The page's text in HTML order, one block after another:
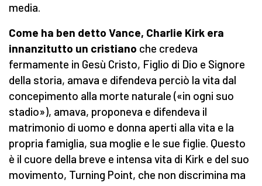
media.
Come ha ben detto Vance, Charlie Kirk era
innanzitutto un cristiano che credeva
fermamente in Gesù Cristo, Figlio di Dio e Signore
della storia, amava e difendeva perciò la vita dal
concepimento alla morte naturale («in ogni suo
stadio»), amava, proponeva e difendeva il
matrimonio di uomo e donna aperti alla vita e la
propria famiglia, sua moglie e le sue figlie. Questo
è il cuore della breve e intensa vita di Kirk e del suo
movimento, Turning Point, che non discrimina ma